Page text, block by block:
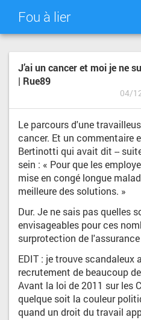
Fou à lier
NUAGE DE TAGS
J’ai un cancer et moi je ne
| Rue89
04/
Le parcours d'une
cancer. Et un commentaire
Bertinotti qui avait dit --
sein : « Pour que les
mise en congé longue
meilleure des solutions. »
Dur. Je ne sais pas quelles
envisageables pour ces
surprotection de
EDIT : je trouve scandaleux
recrutement de beaucoup
Avant la loi de 2011 sur les
quelque soit la couleur
quand un droit du travail